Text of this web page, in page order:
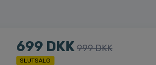
699 DKK 999 DKK
SLUTSALG